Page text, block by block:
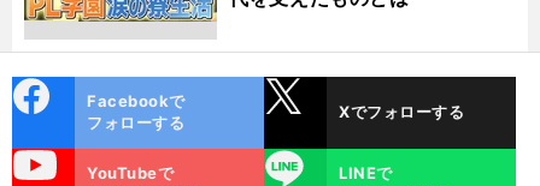
ok
Facebookで
フォローする
Xでフォローする
YouTubeで
LINE
LINEで